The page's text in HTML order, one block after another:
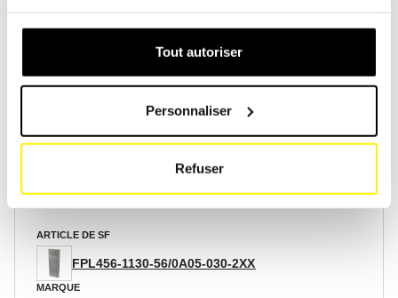
Tout autoriser
Personnaliser
Refuser
TYPE
-
Se connecter
ARTICLE DE SF
FPL456-1130-56/0A05-030-2XX
MARQUE